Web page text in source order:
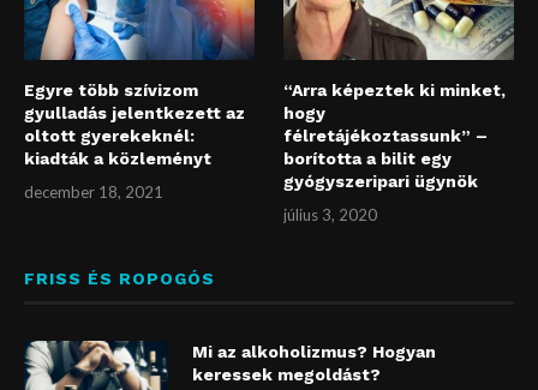
Egyre több szívizom
gyulladás jelentkezett az
oltott gyerekeknél:
kiadták a közleményt
december 18, 2021
“Arra képeztek ki minket,
hogy
félretájékoztassunk” –
borította a bilit egy
gyógyszeripari ügynök
július 3, 2020
FRISS ÉS ROPOGÓS
Mi az alkoholizmus? Hogyan
keressek megoldást?